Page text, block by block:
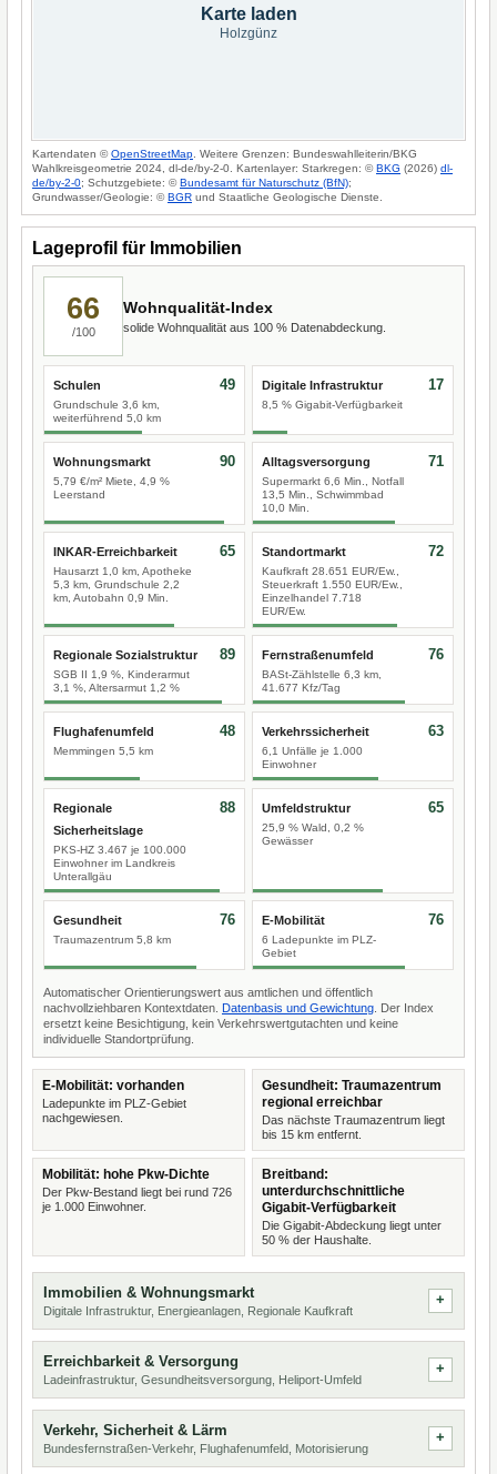
Karte laden
Holzgünz
Kartendaten ©OpenStreetMap . Weitere Grenzen: Bundeswahlleiterin/BKG
Wahlkreisgeometrie 2024, dl-de/by-2-0. Kartenlayer: Starkregen: ©BKG (2026) dl-
de/by-2-0; Schutzgebiete: ©Bundesamt für Naturschutz (BfN);
Grundwasser/Geologie: ©BGR und Staatliche Geologische Dienste.
Lageprofil für Immobilien
66
/100
Wohnqualität-Index
solide Wohnqualität aus 100 % Datenabdeckung.
Schulen
Grundschule 3,6 km,
weiterführend 5,0 km
49 Digitale Infrastruktur
8,5 % Gigabit-Verfügbarkeit
17
Wohnungsmarkt
5,79 €/m² Miete, 4,9 %
Leerstand
90 Alltagsversorgung
Supermarkt 6,6 Min., Notfall
13,5 Min., Schwimmbad
10,0 Min.
71
INKAR-Erreichbarkeit
Hausarzt 1,0 km, Apotheke
5,3 km, Grundschule 2,2
km, Autobahn 0,9 Min.
65 Standortmarkt
Kaufkraft 28.651 EUR/Ew.,
Steuerkraft 1.550 EUR/Ew.,
Einzelhandel 7.718
EUR/Ew.
72
Regionale Sozialstruktur
SGB II 1,9 %, Kinderarmut
3,1 %, Altersarmut 1,2 %
89 Fernstraßenumfeld
BASt-Zählstelle 6,3 km,
41.677 Kfz/Tag
76
Flughafenumfeld
Memmingen 5,5 km
48 Verkehrssicherheit
6,1 Unfälle je 1.000
Einwohner
63
Regionale
Sicherheitslage
PKS-HZ 3.467 je 100.000
Einwohner im Landkreis
Unterallgäu
88 Umfeldstruktur
25,9 % Wald, 0,2 %
Gewässer
65
Gesundheit
Traumazentrum 5,8 km
76 E-Mobilität
6 Ladepunkte im PLZ-
Gebiet
76
Automatischer Orientierungswert aus amtlichen und öffentlich
nachvollziehbaren Kontextdaten. Datenbasis und Gewichtung . Der Index
ersetzt keine Besichtigung, kein Verkehrswertgutachten und keine
individuelle Standortprüfung.
E-Mobilität: vorhanden
Ladepunkte im PLZ-Gebiet
nachgewiesen.
Gesundheit: Traumazentrum
regional erreichbar
Das nächste Traumazentrum liegt
bis 15 km entfernt.
Mobilität: hohe Pkw-Dichte
Der Pkw-Bestand liegt bei rund 726
je 1.000 Einwohner.
Breitband:
unterdurchschnittliche
Gigabit-Verfügbarkeit
Die Gigabit-Abdeckung liegt unter
50 % der Haushalte.
Immobilien & Wohnungsmarkt
Digitale Infrastruktur, Energieanlagen, Regionale Kaufkraft
Erreichbarkeit & Versorgung
Ladeinfrastruktur, Gesundheitsversorgung, Heliport-Umfeld
Verkehr, Sicherheit & Lärm
Bundesfernstraßen-Verkehr, Flughafenumfeld, Motorisierung